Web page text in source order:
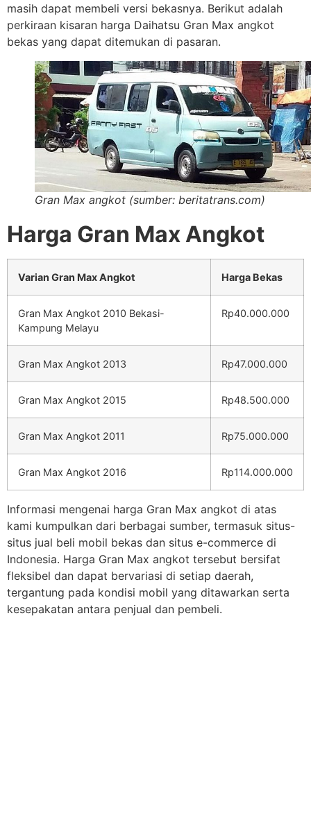
masih dapat membeli versi bekasnya. Berikut adalah
perkiraan kisaran harga Daihatsu Gran Max angkot
bekas yang dapat ditemukan di pasaran.
Gran Max angkot (sumber: beritatrans.com)
Harga Gran Max Angkot
Varian Gran Max Angkot Harga Bekas
Gran Max Angkot 2010 Bekasi-
Kampung Melayu
Rp40.000.000
Gran Max Angkot 2013 Rp47.000.000
Gran Max Angkot 2015 Rp48.500.000
Gran Max Angkot 2011 Rp75.000.000
Gran Max Angkot 2016 Rp114.000.000
Informasi mengenai harga Gran Max angkot di atas
kami kumpulkan dari berbagai sumber, termasuk situs-
situs jual beli mobil bekas dan situs e-commerce di
Indonesia. Harga Gran Max angkot tersebut bersifat
fleksibel dan dapat bervariasi di setiap daerah,
tergantung pada kondisi mobil yang ditawarkan serta
kesepakatan antara penjual dan pembeli.